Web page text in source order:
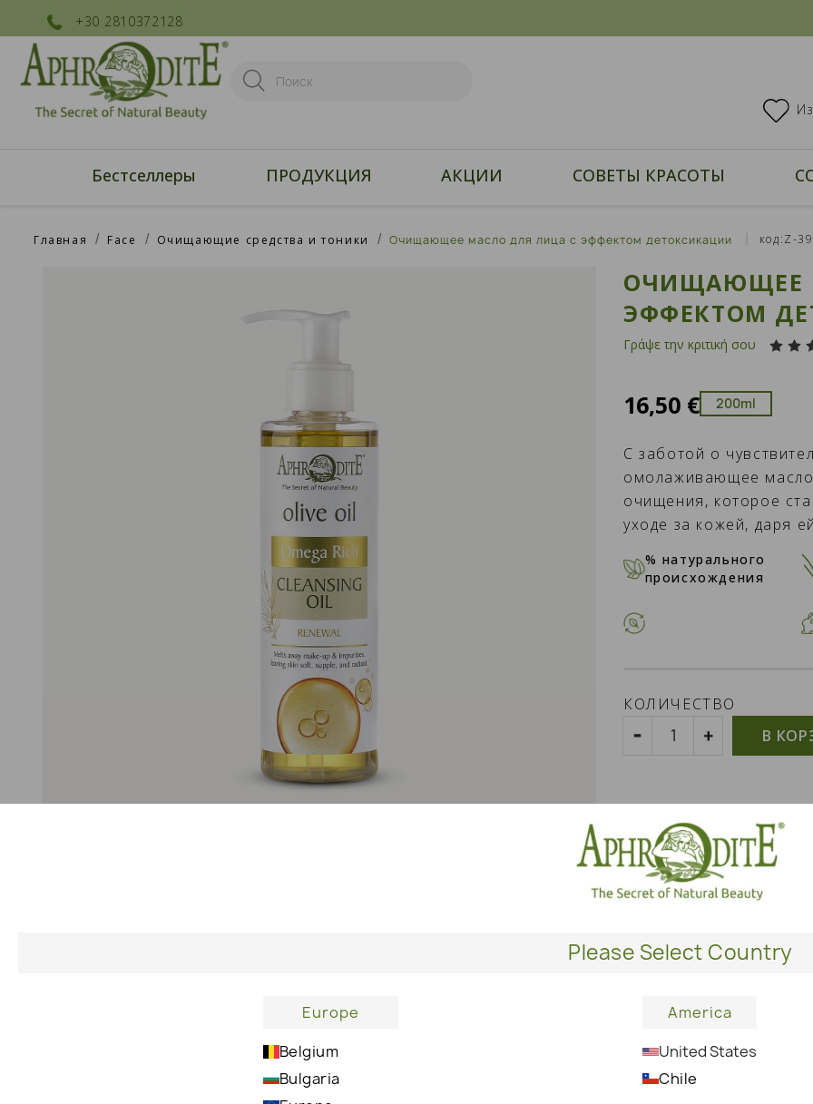
+30 2810372128
Please Select Country
Europe
Belgium
Bulgaria
America
United States
Chile
Бестселлеры ПРОДУКЦИЯ АКЦИИ СОВЕТЫ КРАСОТЫ
Главная Face Очищающие средства и тоники Очищающее масло для лица с эффектом детоксикации код:Z-39
ОЧИЩАЮЩЕЕ
ЭФФЕКТОМ
Γράψε την κριτική σου
16,50 € 200ml
С заботой о
омолаживающее масло
очищения, которое
уходе за кожей, даря
% натурального
происхождения
КОЛИЧЕСТВО
В
Почему стоит выбрать это очищающее
Легко удаляет макияж и загрязнения с лица,
Придает коже мягкость, эластичность и